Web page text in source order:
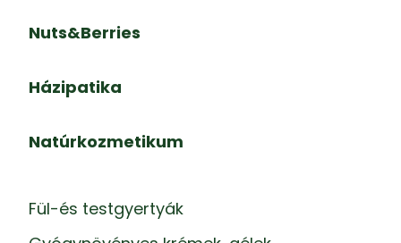
Nuts&Berries
Házipatika
Natúrkozmetikum
Fül-és testgyertyák